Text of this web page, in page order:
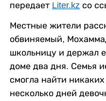
передает Liter.kz со
Местные жители
обвиняемый,
школьницу и держал
доме два дня. Семья
смогла найти
несколько дней